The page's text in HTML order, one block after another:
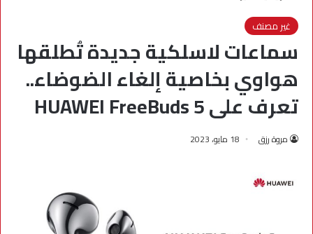
غير مصنف
سماعات لاسلكية جديدة تُطلقها
هواوي بخاصية إلغاء الضوضاء..
تعرف على HUAWEI FreeBuds 5
مروة رزق 18 مايو، 2023